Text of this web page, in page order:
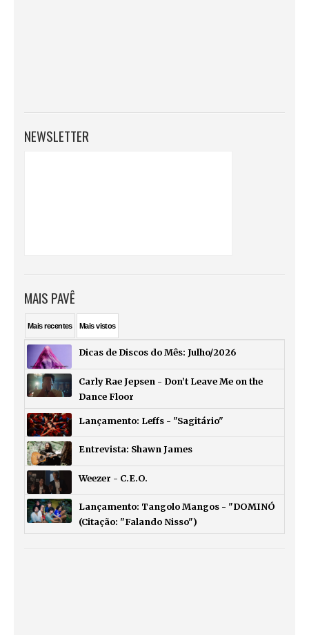
NEWSLETTER
MAIS PAVÊ
Maisrecentes Maisvistos
Dicas de Discos do Mês: Julho/2026
Carly Rae Jepsen - Don’t Leave Me on the
Dance Floor
Lançamento: Leffs - "Sagitário"
Entrevista: Shawn James
Weezer - C.E.O.
Lançamento: Tangolo Mangos - "DOMINÓ
(Citação: "Falando Nisso")